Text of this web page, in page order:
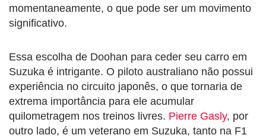
momentaneamente, o que pode ser um movimento
significativo.
Essa escolha de Doohan para ceder seu carro em
Suzuka é intrigante. O piloto australiano não possui
experiência no circuito japonês, o que tornaria de
extrema importância para ele acumular
quilometragem nos treinos livres. Pierre Gasly, por
outro lado, é um veterano em Suzuka, tanto na F1